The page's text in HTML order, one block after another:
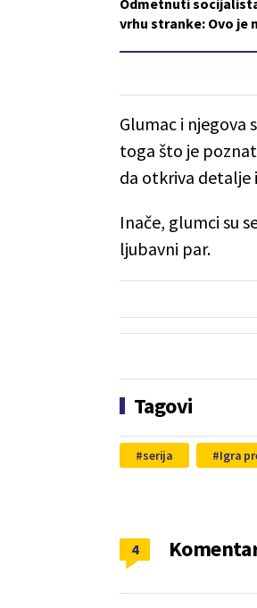
vrhu stranke: Ovo je
Glumac i njegova
toga što je
da otkriva detalje
Inače, glumci su
ljubavni par.
Tagovi
serija Igra
4